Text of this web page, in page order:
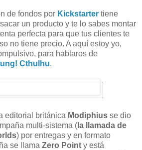
de fondos por Kickstarter tiene
un producto y te lo sabes montar
perfecta para que tus clientes te
no tiene precio. A aquí estoy yo,
para hablaros de
Cthulhu.
editorial británica Modiphius se dio
multi-sistema ( la llamada de
) por entregas y en formato
se llama Zero Point y está